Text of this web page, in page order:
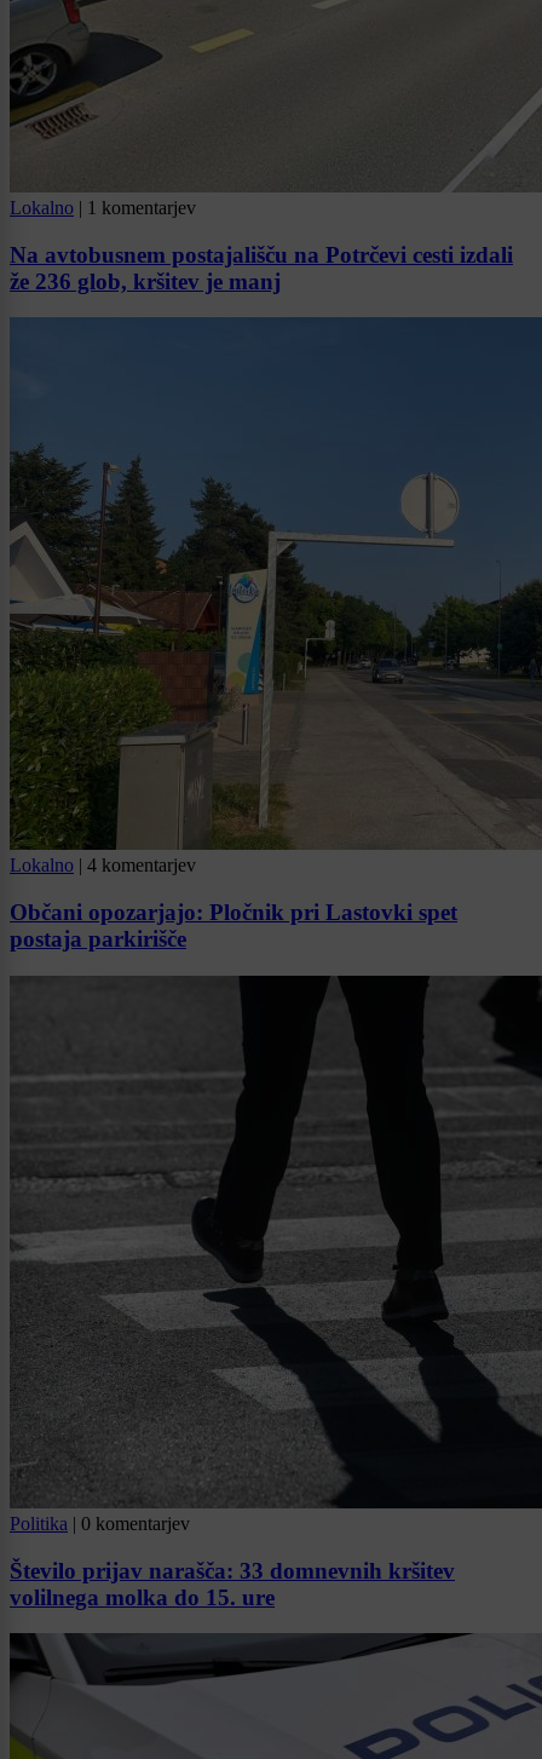
Lokalno | 1 komentarjev
Na avtobusnem postajališču na Potrčevi cesti izdali
že 236 glob, kršitev je manj
Lokalno | 4 komentarjev
Občani opozarjajo: Pločnik pri Lastovki spet
postaja parkirišče
Politika | 0 komentarjev
Število prijav narašča: 33 domnevnih kršitev
volilnega molka do 15. ure